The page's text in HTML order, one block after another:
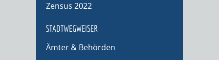
Zensus 2022
STADTWEGWEISER
Ämter & Behörden